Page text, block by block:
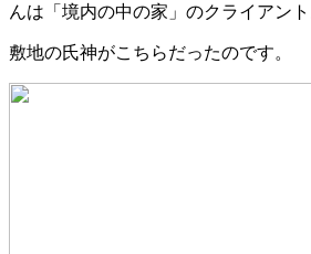
んは「境内の中の家」のクライアント
敷地の氏神がこちらだったのです。